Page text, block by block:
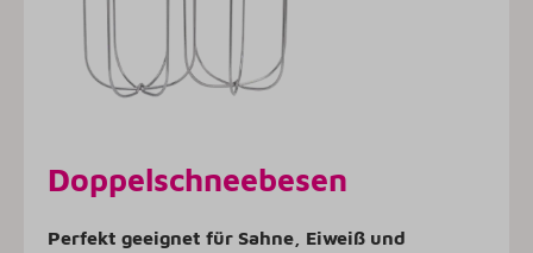
Doppelschneebesen
Perfekt geeignet für Sahne, Eiweiß und